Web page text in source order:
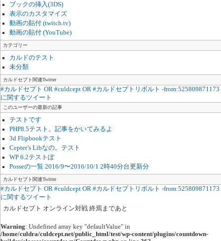
ブックの挿入(3DS)
表示のカスタマイズ
動画の貼付 (twitch.tv)
動画の貼付 (YouTube)
カテゴリー
カルドのテスト
未分類
カルドセプト関連Twitter
#カルドセプト OR #culdcept OR #カルドセプトリボルト -from:525809871173
に関するツイート
このユーザーの最新の記事
テストです
PHP8.5テスト。記事をかいてみるよ
3d Flipbookテスト
Cepter’s Libなの。テスト
WP 6.2テストぽ
Posseの一覧 2016/9〜2016/10/1 2時40分台更新分
カルドセプト関連Twitter
#カルドセプト OR #culdcept OR #カルドセプトリボルト -from:525809871173
に関するツイート
カルドセプト オンライン対戦 終焉まであと
Warning: Undefined array key "defaultValue" in
/home/culdra/culdcept.net/public_html/test/wp-content/plugins/countdown-